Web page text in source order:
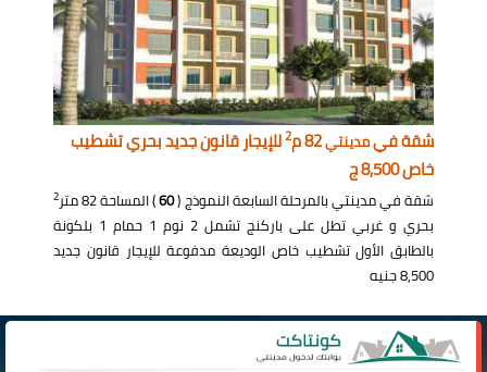
شقة فيمدينتي 2للإيجار قانون جديد بحري تشطيب
خاص 8,500 ج
شقة في مدينتي بالمرحلة السابعة النموذج (60) المساحة 82 متر 2
بحري و غربي تطل على باركنج تشمل 2 نوم 1 حمام 1 بلكونة
بالطابق الأول تشطيب خاص الوديعة مدفوعة للإيجار قانون جديد
8,500 جنيه